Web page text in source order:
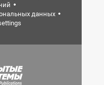
данных